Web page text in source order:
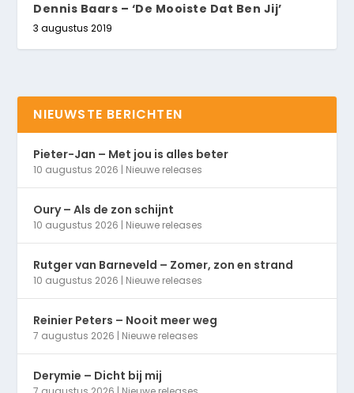
Dennis Baars – ‘De Mooiste Dat Ben Jij’
3 augustus 2019
NIEUWSTE BERICHTEN
Pieter-Jan – Met jou is alles beter
10 augustus 2026 | Nieuwe releases
Oury – Als de zon schijnt
10 augustus 2026 | Nieuwe releases
Rutger van Barneveld – Zomer, zon en strand
10 augustus 2026 | Nieuwe releases
Reinier Peters – Nooit meer weg
7 augustus 2026 | Nieuwe releases
Derymie – Dicht bij mij